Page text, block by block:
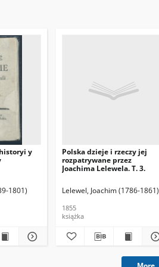
y
1801)
Polska dzieje i rzeczy jej
rozpatrywane przez
Joachima Lelewela. T. 3.
Lelewel, Joachim (1786-1861)
1855
książka